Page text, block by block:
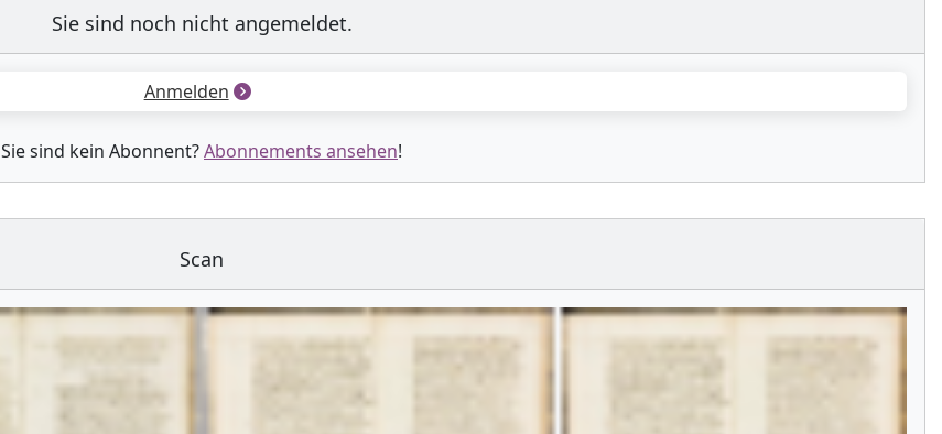
Sie sind noch nicht angemeldet.
Anmelden
Sie sind kein Abonnent?Abonnements ansehen!
Scan